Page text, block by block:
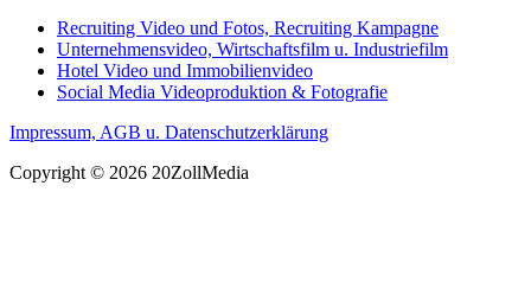
Recruiting Video und Fotos, Recruiting Kampagne
Unternehmensvideo, Wirtschaftsfilm u. Industriefilm
Hotel Video und Immobilienvideo
Social Media Videoproduktion & Fotografie
Impressum, AGB u. Datenschutzerklärung
Copyright © 2026 20ZollMedia